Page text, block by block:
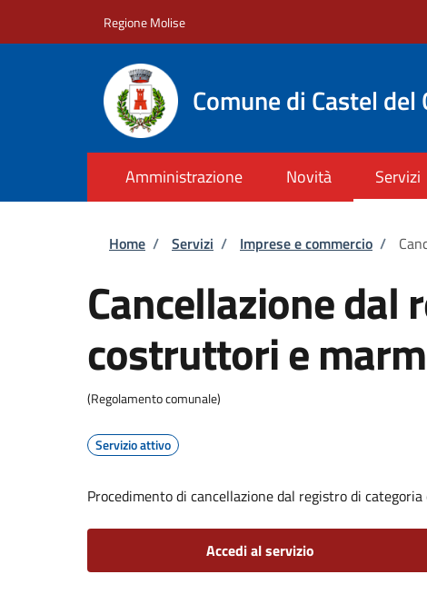
Regione Molise
Comune di Castel del
Amministrazione Novità Servizi
Briciole di pane
Home / Servizi / Imprese e commercio /
Cancellazione dal
costruttori e
(Regolamento comunale)
Servizio attivo
Procedimento di cancellazione dal registro di
Accedi al servizio